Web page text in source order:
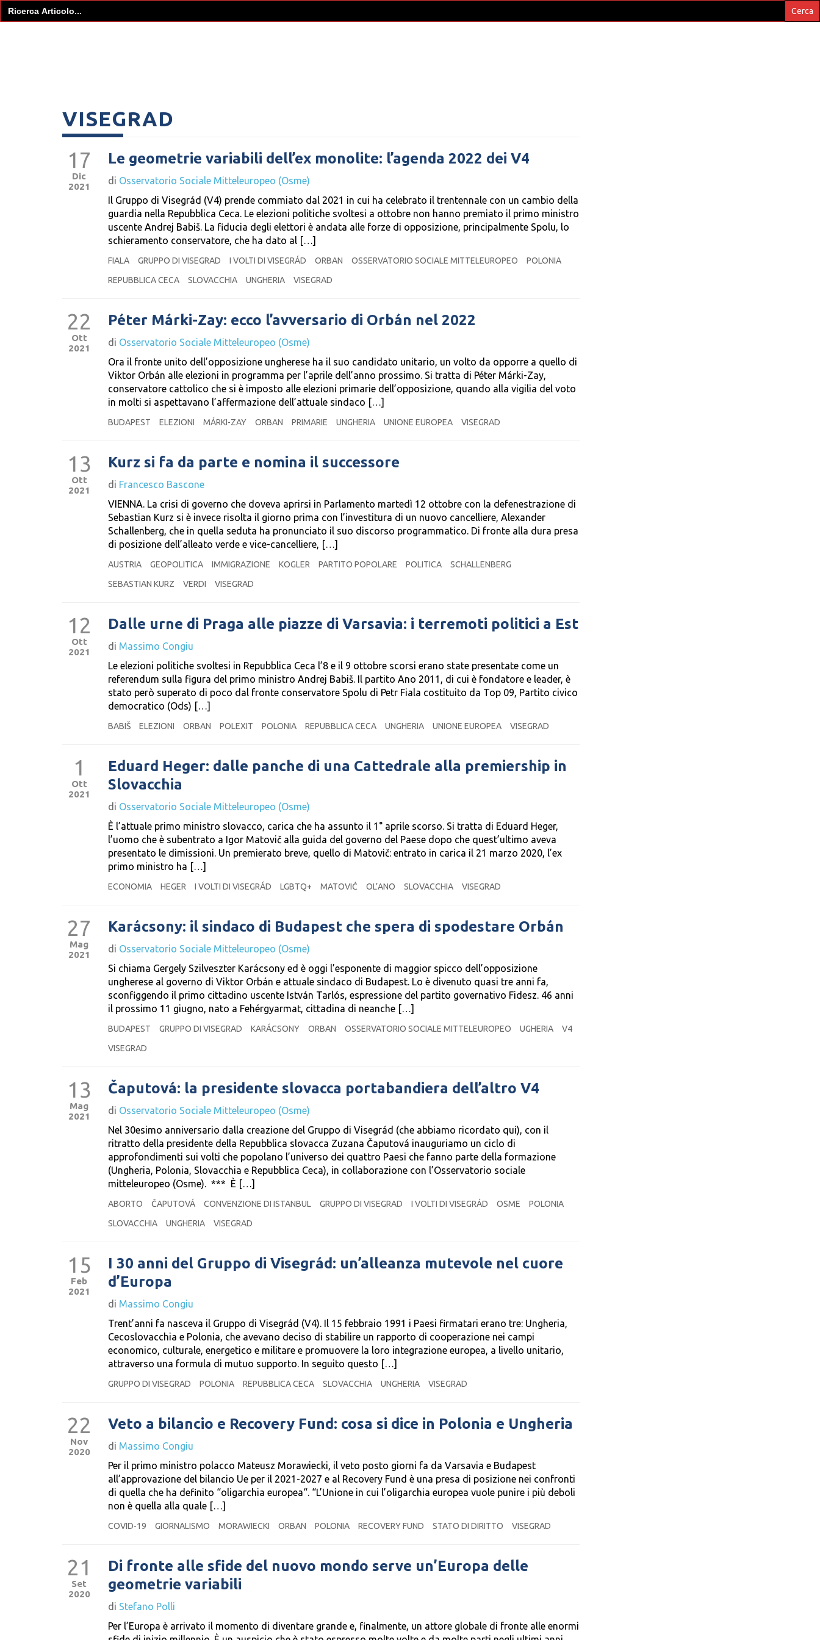
Search
for:
VISEGRAD
17
Dic
2021
Le geometrie variabili dell’ex monolite: l’agenda 2022 dei V4
di Osservatorio Sociale Mitteleuropeo (Osme)
Il Gruppo di Visegrád (V4) prende commiato dal 2021 in cui ha celebrato il trentennale con un cambio della
guardia nella Repubblica Ceca. Le elezioni politiche svoltesi a ottobre non hanno premiato il primo ministro
uscente Andrej Babiš. La fiducia degli elettori è andata alle forze di opposizione, principalmente Spolu, lo
schieramento conservatore, che ha dato al […]
FIALA GRUPPO DI VISEGRAD I VOLTI DI VISEGRÁD ORBAN OSSERVATORIO SOCIALE MITTELEUROPEO
POLONIA
REPUBBLICA CECA
SLOVACCHIA UNGHERIA VISEGRAD
22
Ott
2021
Péter Márki-Zay: ecco l’avversario di Orbán nel 2022
di Osservatorio Sociale Mitteleuropeo (Osme)
Ora il fronte unito dell’opposizione ungherese ha il suo candidato unitario, un volto da opporre a quello di
Viktor Orbán alle elezioni in programma per l’aprile dell’anno prossimo. Si tratta di Péter Márki-Zay,
conservatore cattolico che si è imposto alle elezioni primarie dell’opposizione, quando alla vigilia del voto
in molti si aspettavano l’affermazione dell’attuale sindaco […]
BUDAPEST ELEZIONI MÁRKI-ZAY ORBAN PRIMARIE UNGHERIA UNIONE EUROPEA VISEGRAD
13
Ott
2021
Kurz si fa da parte e nomina il successore
di Francesco Bascone
VIENNA. La crisi di governo che doveva aprirsi in Parlamento martedì 12 ottobre con la defenestrazione di
Sebastian Kurz si è invece risolta il giorno prima con l’investitura di un nuovo cancelliere, Alexander
Schallenberg, che in quella seduta ha pronunciato il suo discorso programmatico. Di fronte alla dura presa
di posizione dell’alleato verde e vice-cancelliere, […]
AUSTRIA GEOPOLITICA IMMIGRAZIONE KOGLER PARTITO POPOLARE POLITICA
SCHALLENBERG
SEBASTIAN KURZ
VERDI VISEGRAD
12
Ott
2021
Dalle urne di Praga alle piazze di Varsavia: i terremoti politici a Est
di Massimo Congiu
Le elezioni politiche svoltesi in Repubblica Ceca l’8 e il 9 ottobre scorsi erano state presentate come un
referendum sulla figura del primo ministro Andrej Babiš. Il partito Ano 2011, di cui è fondatore e leader, è
stato però superato di poco dal fronte conservatore Spolu di Petr Fiala costituito da Top 09, Partito civico
democratico (Ods) […]
BABIŠ ELEZIONI ORBAN POLEXIT POLONIA REPUBBLICA CECA UNGHERIA UNIONE EUROPEA VISEGRAD
1
Ott
2021
Eduard Heger: dalle panche di una Cattedrale alla premiership in
Slovacchia
di Osservatorio Sociale Mitteleuropeo (Osme)
È l’attuale primo ministro slovacco, carica che ha assunto il 1° aprile scorso. Si tratta di Eduard Heger,
l’uomo che è subentrato a Igor Matovič alla guida del governo del Paese dopo che quest’ultimo aveva
presentato le dimissioni. Un premierato breve, quello di Matovič: entrato in carica il 21 marzo 2020, l’ex
primo ministro ha […]
ECONOMIA HEGER I VOLTI DI VISEGRÁD LGBTQ+ MATOVIĆ OL’ANO SLOVACCHIA VISEGRAD
27
Mag
2021
Karácsony: il sindaco di Budapest che spera di spodestare Orbán
di Osservatorio Sociale Mitteleuropeo (Osme)
Si chiama Gergely Szilveszter Karácsony ed è oggi l’esponente di maggior spicco dell’opposizione
ungherese al governo di Viktor Orbán e attuale sindaco di Budapest. Lo è divenuto quasi tre anni fa,
sconfiggendo il primo cittadino uscente István Tarlós, espressione del partito governativo Fidesz. 46 anni
il prossimo 11 giugno, nato a Fehérgyarmat, cittadina di neanche […]
BUDAPEST GRUPPO DI VISEGRAD KARÁCSONY ORBAN OSSERVATORIO SOCIALE MITTELEUROPEO UGHERIA
V4
VISEGRAD
13
Mag
2021
Čaputová: la presidente slovacca portabandiera dell’altro V4
di Osservatorio Sociale Mitteleuropeo (Osme)
Nel 30esimo anniversario dalla creazione del Gruppo di Visegrád (che abbiamo ricordato qui), con il
ritratto della presidente della Repubblica slovacca Zuzana Čaputová inauguriamo un ciclo di
approfondimenti sui volti che popolano l’universo dei quattro Paesi che fanno parte della formazione
(Ungheria, Polonia, Slovacchia e Repubblica Ceca), in collaborazione con l’Osservatorio sociale
mitteleuropeo (Osme). *** È […]
ABORTO ČAPUTOVÁ CONVENZIONE DI ISTANBUL GRUPPO DI VISEGRAD I VOLTI DI VISEGRÁD OSME
POLONIA
SLOVACCHIA
UNGHERIA VISEGRAD
15
Feb
2021
I 30 anni del Gruppo di Visegrád: un’alleanza mutevole nel cuore
d’Europa
di Massimo Congiu
Trent’anni fa nasceva il Gruppo di Visegrád (V4). Il 15 febbraio 1991 i Paesi firmatari erano tre: Ungheria,
Cecoslovacchia e Polonia, che avevano deciso di stabilire un rapporto di cooperazione nei campi
economico, culturale, energetico e militare e promuovere la loro integrazione europea, a livello unitario,
attraverso una formula di mutuo supporto. In seguito questo […]
GRUPPO DI VISEGRAD POLONIA REPUBBLICA CECA SLOVACCHIA UNGHERIA VISEGRAD
22
Nov
2020
Veto a bilancio e Recovery Fund: cosa si dice in Polonia e Ungheria
di Massimo Congiu
Per il primo ministro polacco Mateusz Morawiecki, il veto posto giorni fa da Varsavia e Budapest
all’approvazione del bilancio Ue per il 2021-2027 e al Recovery Fund è una presa di posizione nei confronti
di quella che ha definito “oligarchia europea“. “L’Unione in cui l’oligarchia europea vuole punire i più deboli
non è quella alla quale […]
COVID-19 GIORNALISMO MORAWIECKI ORBAN POLONIA RECOVERY FUND STATO DI DIRITTO VISEGRAD
21
Set
2020
Di fronte alle sfide del nuovo mondo serve un’Europa delle
geometrie variabili
di Stefano Polli
Per l’Europa è arrivato il momento di diventare grande e, finalmente, un attore globale di fronte alle enormi